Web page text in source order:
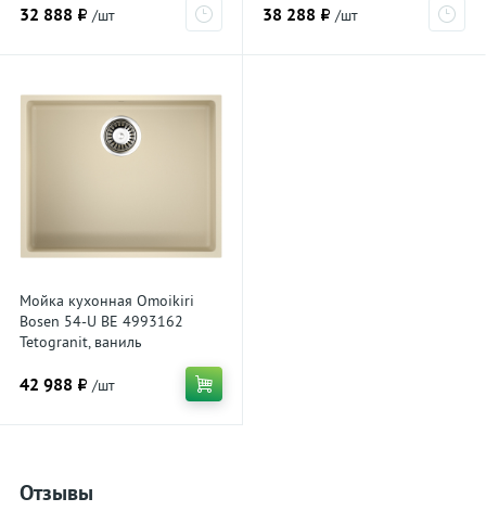
32 888 ₽ /шт 38 288 ₽ /шт
Мойка кухонная Omoikiri
Bosen 54-U BE 4993162
Tetogranit, ваниль
42 988 ₽ /шт
Отзывы